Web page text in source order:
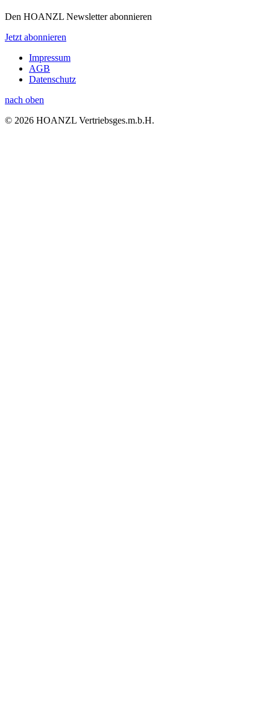
Den HOANZL Newsletter abonnieren
Jetzt abonnieren
Impressum
AGB
Datenschutz
nach oben
© 2026 HOANZL Vertriebsges.m.b.H.